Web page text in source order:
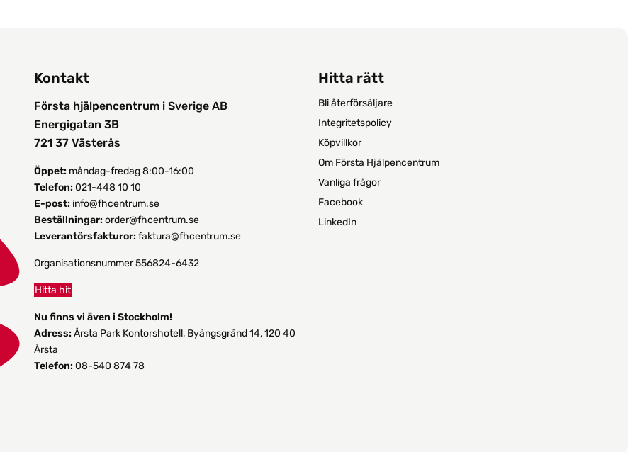
Kontakt
Första hjälpencentrum i Sverige AB
Energigatan 3B
721 37 Västerås
Öppet:måndag-fredag 8:00-16:00
Telefon:021-448 10 10
E-post: info@fhcentrum.se
Beställningar:order@fhcentrum.se
Leverantörsfakturor:faktura@fhcentrum.se
Organisationsnummer 556824-6432
Hitta hit
Nu finns vi även i Stockholm!
Adress:Årsta Park Kontorshotell, Byängsgränd 14, 120 40
Årsta
Telefon:08-540 874 78
Hitta rätt
Bli återförsäljare
Integritetspolicy
Köpvillkor
Om Första Hjälpencentrum
Vanliga frågor
Facebook
LinkedIn